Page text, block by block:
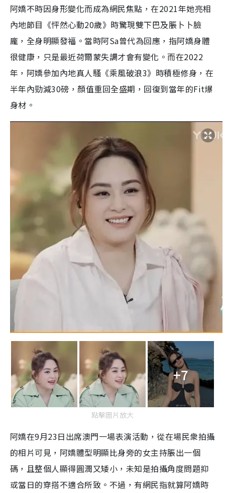
阿嬌不時因身形變化而成為網民焦點，在2021年她亮相
內地節目《怦然心動20歲》時驚現雙下巴及脹卜卜臉
龐，全身明顯發福。當時阿Sa曾代為回應，指阿嬌身體
很健康，只是最近荷爾蒙失調才會有變化。而在2022
年，阿嬌參加內地真人騷《乘風破浪3》時積極修身，在
半年內勁減30磅，顏值重回全盛期，回復到當年的Fit爆
身材。
+7
點擊圖片放大
阿嬌在9月23日出席澳門一場表演活動，從在場民衆拍攝
的相片可見，阿嬌體型明顯比身旁的女主持脹出一個
碼，且整個人顯得圓潤又矮小，未知是拍攝角度問題抑
或當日的穿搭不適合所致。不過，有網民指就算阿嬌時